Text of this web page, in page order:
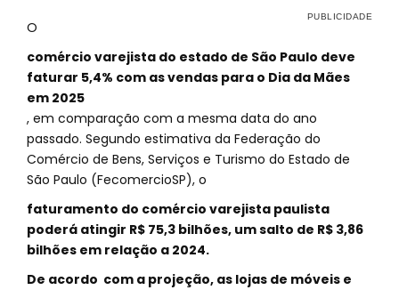
O
comércio varejista do estado de São Paulo deve
faturar 5,4% com as vendas para o Dia da Mães
em 2025
, em comparação com a mesma data do ano
passado. Segundo estimativa da Federação do
Comércio de Bens, Serviços e Turismo do Estado de
São Paulo (FecomercioSP), o
faturamento do comércio varejista paulista
poderá atingir R$ 75,3 bilhões, um salto de R$ 3,86
bilhões em relação a 2024.
De acordo com a projeção, as lojas de móveis e